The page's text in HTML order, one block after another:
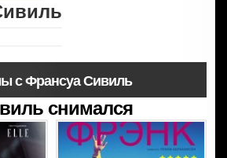
с Франсуа Сивиль
снимался